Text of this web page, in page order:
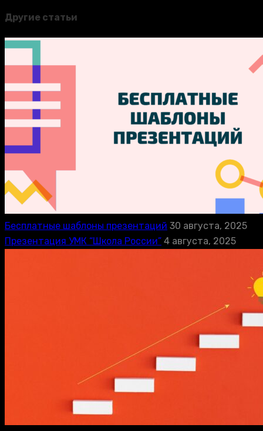
Другие статьи
Бесплатные шаблоны презентаций 30 августа, 2025
Презентация УМК “Школа России” 4 августа, 2025